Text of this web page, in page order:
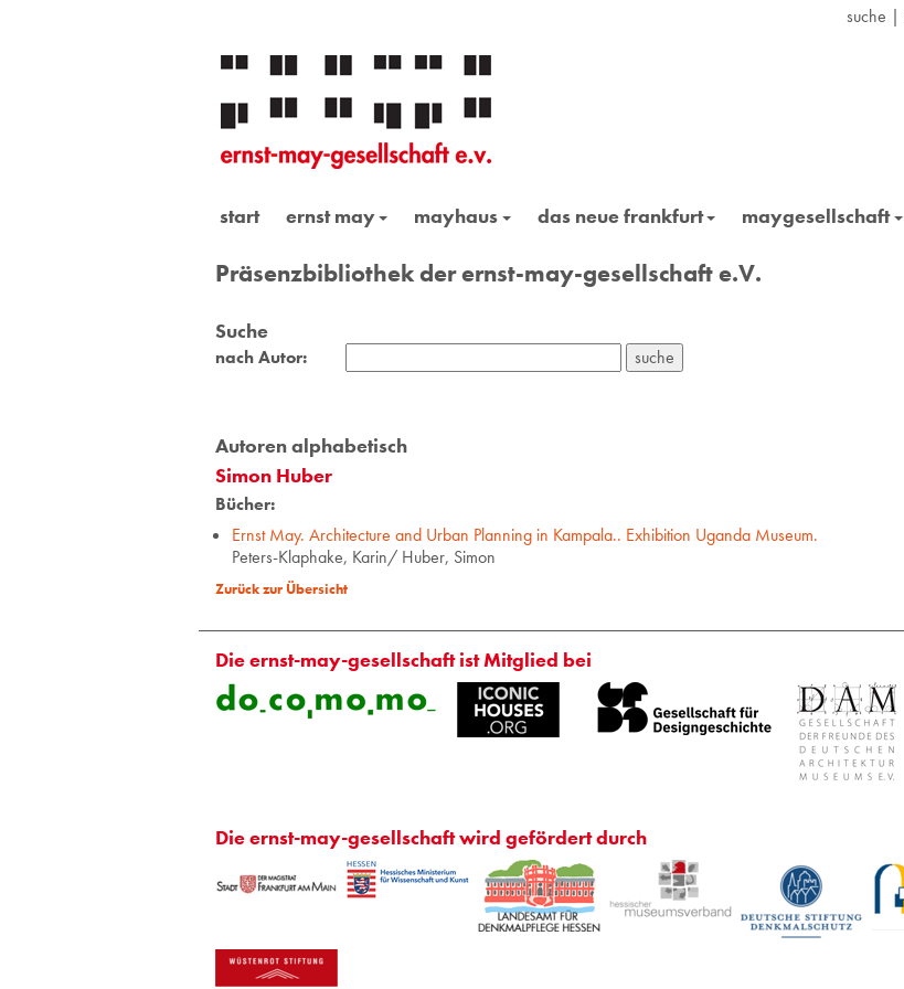
suche |
start ernst may mayhaus das neue frankfurt maygesellschaft
Präsenzbibliothek der ernst-may-gesellschaft e.V.
Suche
nach Autor:
Autoren alphabetisch
Simon Huber
Bücher:
Ernst May. Architecture and Urban Planning in Kampala.. Exhibition Uganda Museum.
Peters-Klaphake, Karin/ Huber, Simon
Zurück zur Übersicht
Die ernst-may-gesellschaft ist Mitglied bei
Die ernst-may-gesellschaft wird gefördert durch